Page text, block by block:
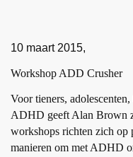
10 maart 2015,
Workshop ADD Crusher
Voor tieners,
ADHD geeft Alan Brown
workshops richten zich op
manieren om met ADHD